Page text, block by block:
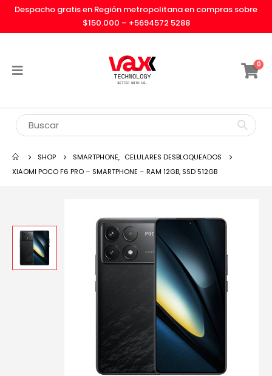
Despacho gratis en Región metropolitana en compras sobre
$150.000 – +5694572 5288
0
SHOP SMARTPHONE, CELULARES DESBLOQUEADOS
XIAOMI POCO F6 PRO – SMARTPHONE – RAM 12GB, SSD 512GB